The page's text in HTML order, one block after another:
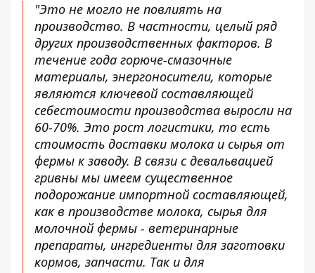
"Это не могло не повлиять на
производство. В частности, целый ряд
других производственных факторов. В
течение года горюче-смазочные
материалы, энергоносители, которые
являются ключевой составляющей
себестоимости производства выросли на
60-70%. Это рост логистики, то есть
стоимость доставки молока и сырья от
фермы к заводу. В связи с девальвацией
гривны мы имеем существенное
подорожание импортной составляющей,
как в производстве молока, сырья для
молочной фермы - ветеринарные
препараты, ингредиенты для заготовки
кормов, запчасти. Так и для